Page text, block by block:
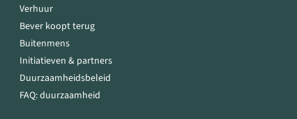
Verhuur
Bever koopt terug
Buitenmens
Initiatieven & partners
Duurzaamheidsbeleid
FAQ: duurzaamheid